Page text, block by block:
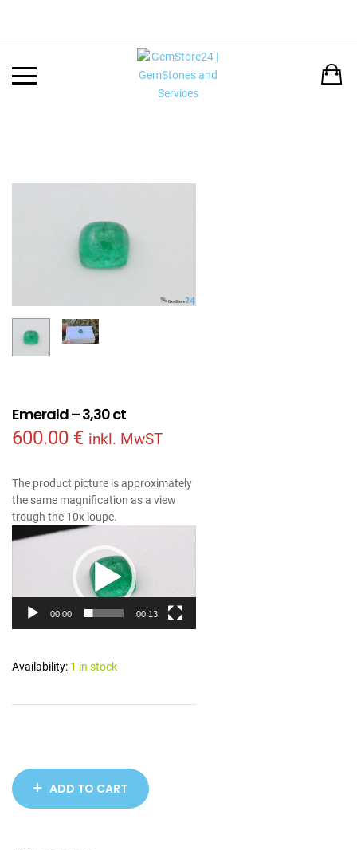
Emerald – 3,30 ct
600.00 € inkl. MwST
The product picture is approximately
the same magnification as a view
trough the 10x loupe.
Video
00:00 00:13
Availability: 1 in stock
ADD TO CART